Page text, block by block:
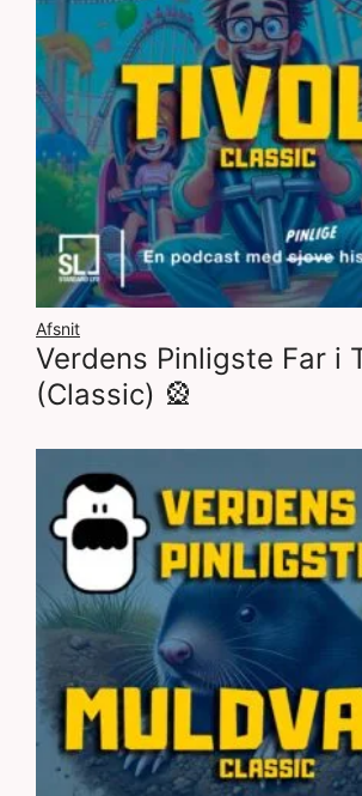
Afsnit
Verdens Pinligste Far i
(Classic) 🎡